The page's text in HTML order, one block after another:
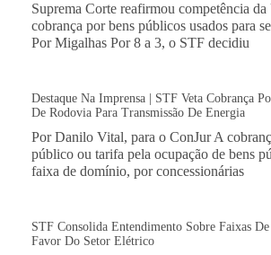
Suprema Corte reafirmou competência
cobrança por bens públicos usados para
Por Migalhas Por 8 a 3, o STF decidiu
Destaque Na Imprensa | STF Veta Cobrança
De Rodovia Para Transmissão De Energia
Por Danilo Vital, para o ConJur A
público ou tarifa pela ocupação de bens
faixa de domínio, por concessionárias
STF Consolida Entendimento Sobre Faixas
Favor Do Setor Elétrico